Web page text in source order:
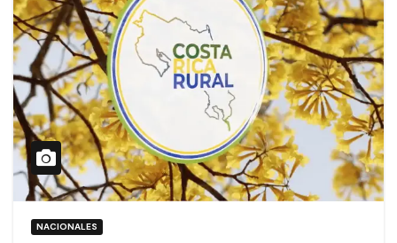
NACIONALES